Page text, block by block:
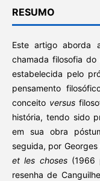
RESUMO
Este artigo aborda
chamada filosofia
estabelecida pelo
pensamento
conceito versus
história, tendo sido
em sua obra
seguida, por
et les choses(1966
resenha de